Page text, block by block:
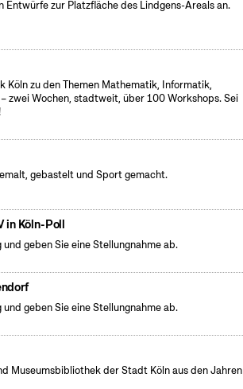
Entwürfe zur Platzfläche des Lindgens-Areals an.
zu den Themen Mathematik, Informatik,
zwei Wochen, stadtweit, über 100 Workshops. Sei
gebastelt und Sport gemacht.
in Köln-Poll
geben Sie eine Stellungnahme ab.
geben Sie eine Stellungnahme ab.
Museumsbibliothek der Stadt Köln aus den Jahren